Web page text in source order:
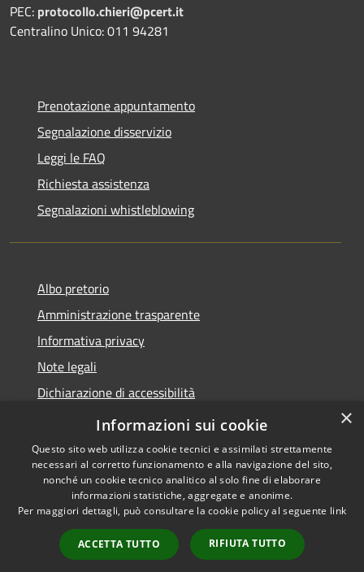
PEC: protocollo.chieri@pcert.it
Centralino Unico: 011 94281
Prenotazione appuntamento
Segnalazione disservizio
Leggi le FAQ
Richiesta assistenza
Segnalazioni whistleblowing
Albo pretorio
Amministrazione trasparente
Informativa privacy
Note legali
Dichiarazione di accessibilità
Meccanismo di Feedback
Accessibilità
Copyright © 2026 • Comune di
Chieri • Powered by
Municipium•
Accesso
redazione
×
Informazioni sui cookie
Questo sito web utilizza cookie tecnici e assimilati strettamente
necessari al corretto funzionamento e alla navigazione del sito,
nonché un cookie tecnico analitico al solo fine di elaborare
informazioni statistiche, aggregate e anonime.
Per maggiori dettagli, può consultare la cookie policy al seguente link
ACCETTA TUTTO RIFIUTA TUTTO